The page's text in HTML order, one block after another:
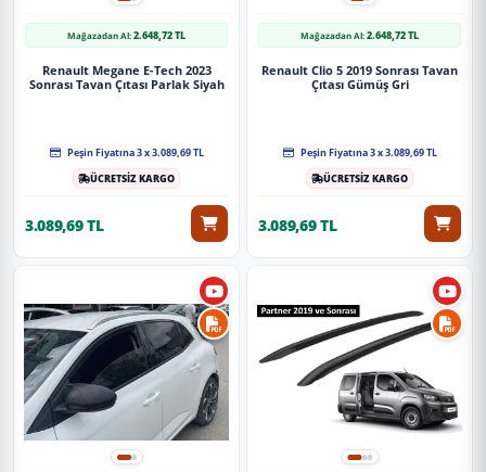
Mağazadan Al:2.648,72 TL
Renault Megane E-Tech 2023
Sonrası Tavan Çıtası Parlak Siyah
Peşin Fiyatına 3 x 3.089,69 TL
ÜCRETSİZ KARGO
3.089,69 TL
Mağazadan Al:2.648,72 TL
Renault Clio 5 2019 Sonrası Tavan
Çıtası Gümüş Gri
Peşin Fiyatına 3 x 3.089,69 TL
ÜCRETSİZ KARGO
3.089,69 TL